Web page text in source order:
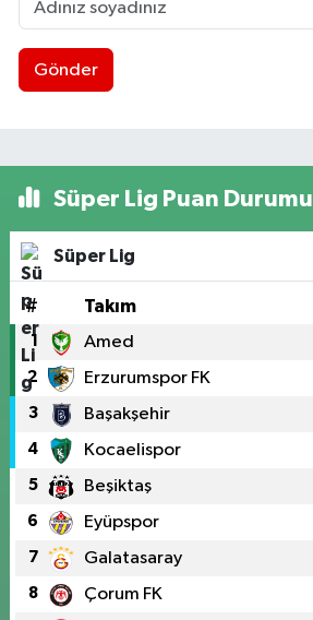
Gönder
Süper Lig Puan Durumu
Süper Lig
# Takım
1 Amed
2 Erzurumspor FK
3 Başakşehir
4 Kocaelispor
5 Beşiktaş
6 Eyüpspor
7 Galatasaray
8 Çorum FK